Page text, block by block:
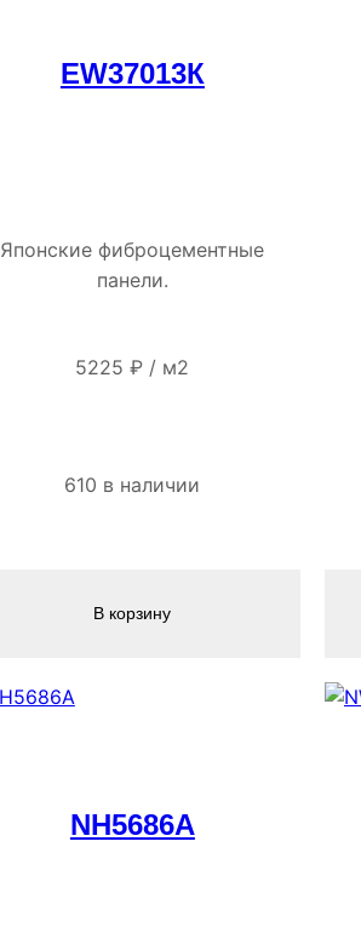
EW37013К
Японские фиброцементные
панели.
5225₽ / м2
610 в наличии
В корзину
NH5686A